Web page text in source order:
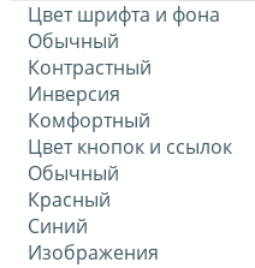
Цвет шрифта и фона
Обычный
Контрастный
Инверсия
Комфортный
Цвет кнопок и ссылок
Обычный
Красный
Синий
Изображения